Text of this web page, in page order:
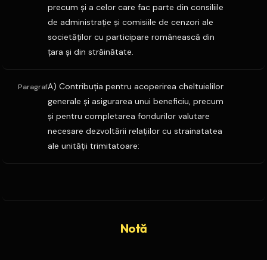
precum şi a celor care fac parte din consiliile
de administraţie şi comisiile de cenzori ale
societăţilor cu participare românească din
ţara şi din străinătate.
ParagrafA) Contribuţia pentru acoperirea cheltuielilor
generale şi asigurarea unui beneficiu, precum
şi pentru completarea fondurilor valutare
necesare dezvoltării relaţiilor cu strainatatea
ale unităţii trimitatoare:
Notă